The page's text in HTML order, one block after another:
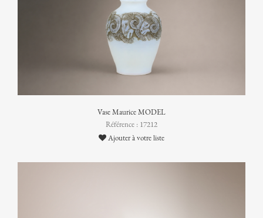
Vase Maurice MODEL
Référence : 17212
Ajouter à votre liste